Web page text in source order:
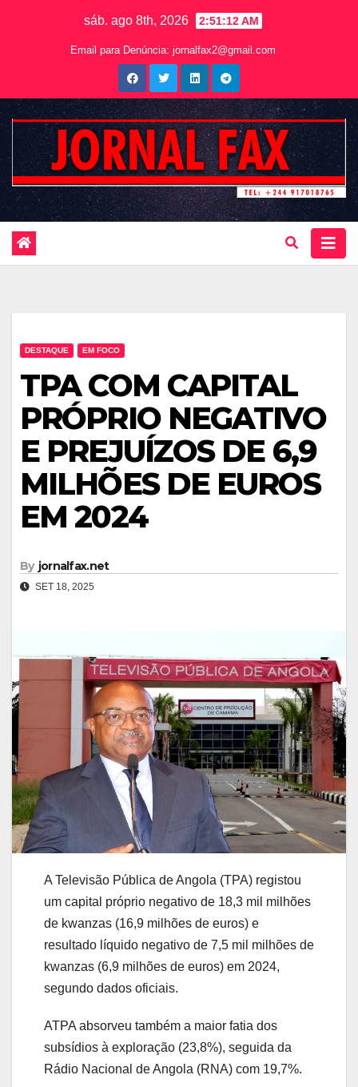
sáb. ago 8th, 2026 2:51:14 AM
Email para Denúncia: jornalfax2@gmail.com
DESTAQUE EM FOCO
TPA COM CAPITAL
PRÓPRIO NEGATIVO
E PREJUÍZOS DE 6,9
MILHÕES DE EUROS
EM 2024
By jornalfax.net
SET 18, 2025
A Televisão Pública de Angola (TPA) registou
um capital próprio negativo de 18,3 mil milhões
de kwanzas (16,9 milhões de euros) e
resultado líquido negativo de 7,5 mil milhões de
kwanzas (6,9 milhões de euros) em 2024,
segundo dados oficiais.
ATPA absorveu também a maior fatia dos
subsídios à exploração (23,8%), seguida da
Rádio Nacional de Angola (RNA) com 19,7%.